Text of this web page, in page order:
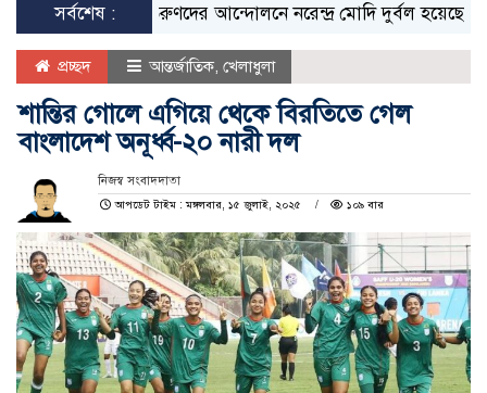
সর্বশেষ :তরুণদের আন্দোলনে নরেন্দ্র মোদি দুর্বল হয়েছেন: সোনম
প্রচ্ছদ আন্তর্জাতিক, খেলাধুলা
শান্তির গোলে এগিয়ে থেকে বিরতিতে গেল
বাংলাদেশ অনূর্ধ্ব-২০ নারী দল
নিজস্ব সংবাদদাতা
আপডেট টাইম : মঙ্গলবার, ১৫ জুলাই, ২০২৫
১০৯ বার